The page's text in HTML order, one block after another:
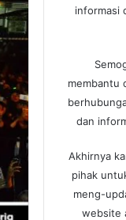
informasi
membantu
dan
Akhirnya
pihak
meng-
website